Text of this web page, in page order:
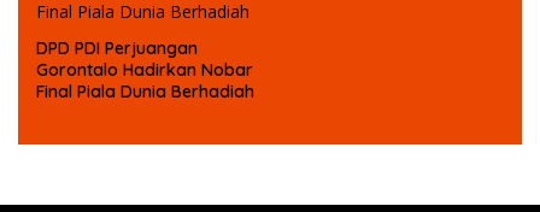
DPD PDI Perjuangan
Gorontalo Hadirkan Nobar
Final Piala Dunia Berhadiah